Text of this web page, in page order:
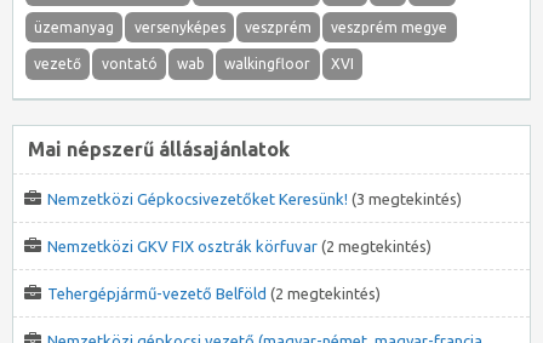
üzemanyag versenyképes veszprém veszprém megye
vezető vontató wab walkingfloor XVI
Mai népszerű állásajánlatok
Nemzetközi Gépkocsivezetőket Keresünk! (3 megtekintés)
Nemzetközi GKV FIX osztrák körfuvar (2 megtekintés)
Tehergépjármű-vezető Belföld (2 megtekintés)